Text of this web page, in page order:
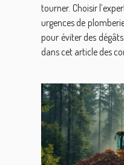
tourner. Choisir
urgences de
pour éviter des
dans cet article des